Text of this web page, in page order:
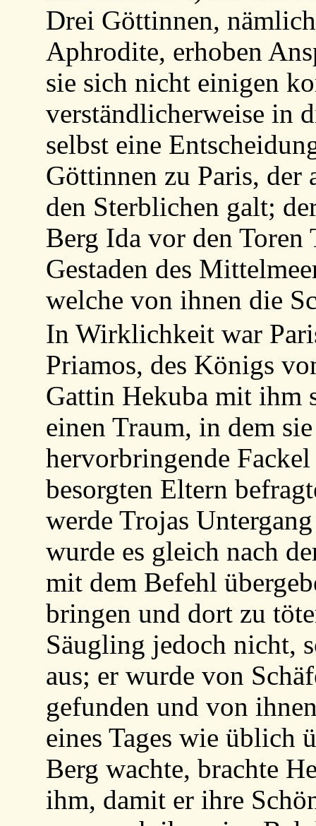
Drei Göttinnen,
Aphrodite, erhoben
sie sich nicht einigen
verständlicherweise in
selbst eine
Göttinnen zu Paris, der
den Sterblichen galt;
Berg Ida vor den Toren
Gestaden des
welche von ihnen die
In Wirklichkeit war
Priamos, des Königs
Gattin Hekuba mit ihm
einen Traum, in dem
hervorbringende
besorgten Eltern
werde Trojas
wurde es gleich nach
mit dem Befehl
bringen und dort zu
Säugling jedoch nicht,
aus; er wurde von
gefunden und von
eines Tages wie üblich
Berg wachte, brachte
ihm, damit er ihre